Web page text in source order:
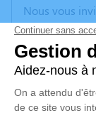
Nous vous
vos
anecdote ou
poèmes ou
d'expression
CONTAMIN.